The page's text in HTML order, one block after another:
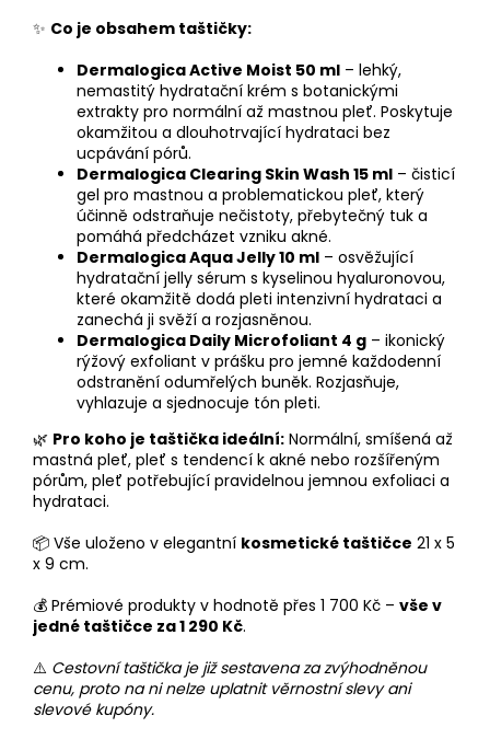
✨ Co je obsahem taštičky:
Dermalogica Active Moist 50 ml – lehký,
nemastitý hydratační krém s botanickými
extrakty pro normální až mastnou pleť. Poskytuje
okamžitou a dlouhotrvající hydrataci bez
ucpávání pórů.
Dermalogica Clearing Skin Wash 15 ml – čisticí
gel pro mastnou a problematickou pleť, který
účinně odstraňuje nečistoty, přebytečný tuk a
pomáhá předcházet vzniku akné.
Dermalogica Aqua Jelly 10 ml – osvěžující
hydratační jelly sérum s kyselinou hyaluronovou,
které okamžitě dodá pleti intenzivní hydrataci a
zanechá ji svěží a rozjasněnou.
Dermalogica Daily Microfoliant 4 g – ikonický
rýžový exfoliant v prášku pro jemné každodenní
odstranění odumřelých buněk. Rozjasňuje,
vyhlazuje a sjednocuje tón pleti.
🌿 Pro koho je taštička ideální: Normální, smíšená až
mastná pleť, pleť s tendencí k akné nebo rozšířeným
pórům, pleť potřebující pravidelnou jemnou exfoliaci a
hydrataci.
📦 Vše uloženo v elegantní kosmetické taštičce 21 x 5
x 9 cm.
💰 Prémiové produkty v hodnotě přes 1 700 Kč – vše v
jedné taštičce za 1 290 Kč.
⚠️ Cestovní taštička je již sestavena za zvýhodněnou
cenu, proto na ni nelze uplatnit věrnostní slevy ani
slevové kupóny.